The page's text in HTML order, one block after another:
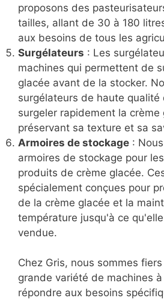
proposons des
tailles, allant de 30 à 180
aux besoins de tous les
Surgélateurs : Les
machines qui permettent de
glacée avant de la stocker.
surgélateurs de haute
surgeler rapidement la crème
préservant sa texture et sa
Armoires de stockage :
armoires de stockage pour
produits de crème glacée.
spécialement conçues pour
de la crème glacée et la
température jusqu'à ce
vendue.
Chez Gris, nous sommes
grande variété de machines
répondre aux besoins